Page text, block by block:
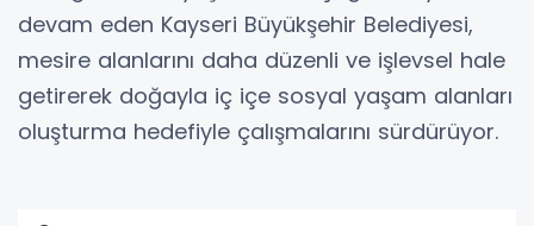
devam eden Kayseri Büyükşehir Belediyesi,
mesire alanlarını daha düzenli ve işlevsel hale
getirerek doğayla iç içe sosyal yaşam alanları
oluşturma hedefiyle çalışmalarını sürdürüyor.